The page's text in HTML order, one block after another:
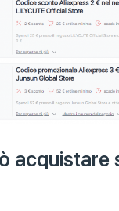
acquistare